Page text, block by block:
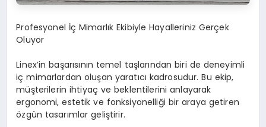
Profesyonel İç Mimarlık Ekibiyle Hayalleriniz Gerçek
Oluyor
Linex’in başarısının temel taşlarından biri de deneyimli
iç mimarlardan oluşan yaratıcı kadrosudur. Bu ekip,
müşterilerin ihtiyaç ve beklentilerini anlayarak
ergonomi, estetik ve fonksiyonelliği bir araya getiren
özgün tasarımlar geliştirir.